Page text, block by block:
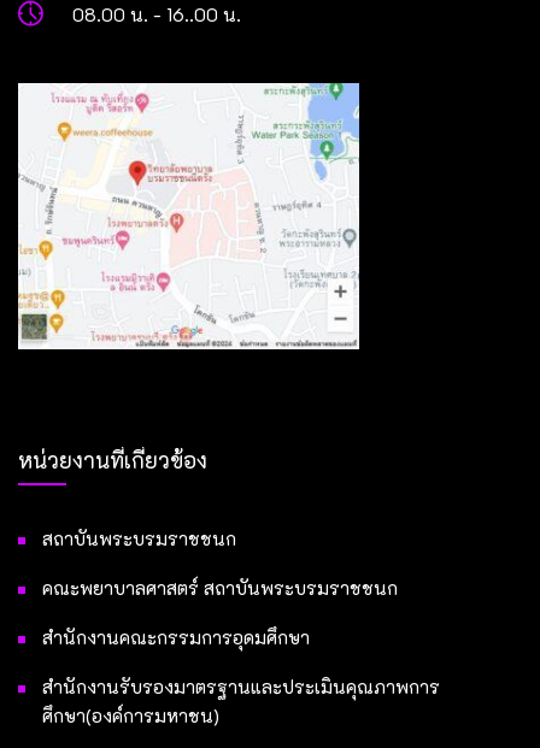
08.00 น. - 16..00 น.
หน่วยงานที่เกี่ยวข้อง
สถาบันพระบรมราชชนก
คณะพยาบาลศาสตร์ สถาบันพระบรมราชชนก
สำนักงานคณะกรรมการอุดมศึกษา
สำนักงานรับรองมาตรฐานและประเมินคุณภาพการ
ศึกษา(องค์การมหาชน)